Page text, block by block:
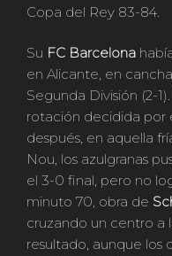
Copa del Rey 83-84.
Su FC Barcelona
en Alicante, en
Segunda División (2-
rotación decidida por
después, en aquella
Nou, los azulgranas
el 3-0 final, pero no
minuto 70, obra de
cruzando un centro a
resultado, aunque los